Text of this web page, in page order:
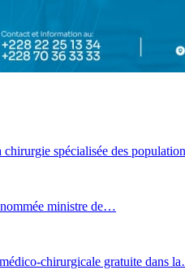
spécialisée des
ministre de…
chirurgicale gratuite dans